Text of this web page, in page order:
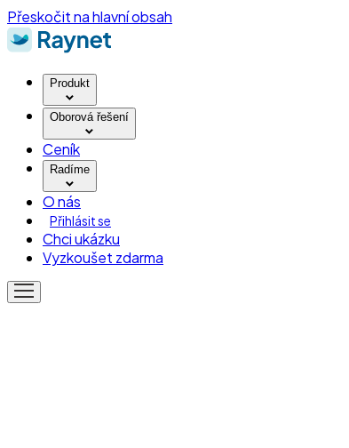
Přeskočit na hlavní obsah
Produkt
Oborová řešení
Ceník
Radíme
O nás
Přihlásit se
Chci ukázku
Vyzkoušet zdarma